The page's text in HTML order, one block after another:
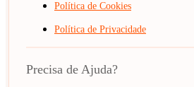
Política de Cookies
Política de Privacidade
Precisa de Ajuda?